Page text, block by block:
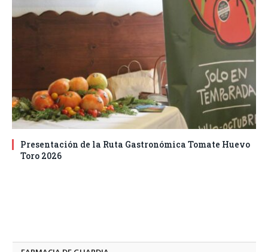
Presentación de la Ruta Gastronómica Tomate Huevo
Toro 2026